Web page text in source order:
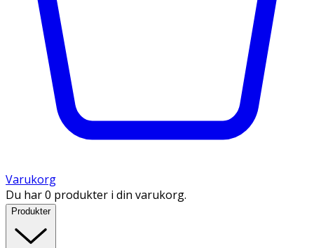
Varukorg
Du har 0 produkter i din varukorg.
Produkter